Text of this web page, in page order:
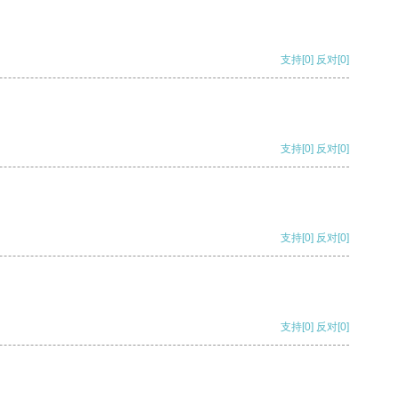
支持[0] 反对[0]
支持[0] 反对[0]
支持[0] 反对[0]
支持[0] 反对[0]